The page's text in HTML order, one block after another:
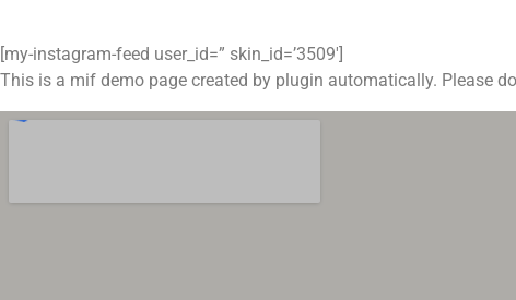
[my-instagram-feed user_id=” skin_id=’3509′]
This is a mif demo page created by plugin automatically. Please